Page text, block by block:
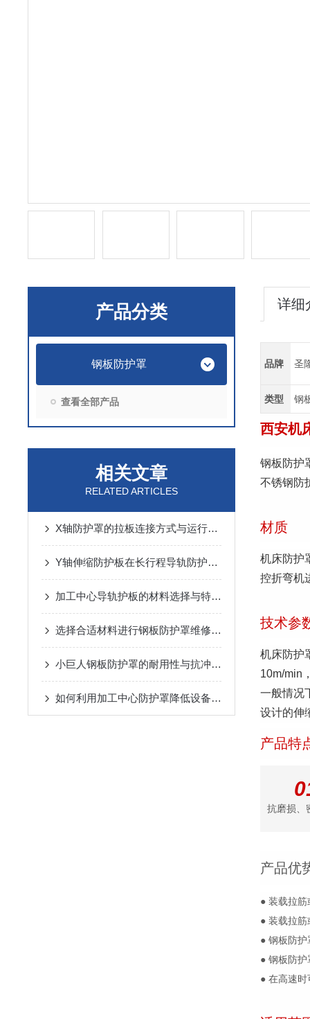
产品分类
钢板防护罩
查看全部产品
相关文章
RELATED ARTICLES
X轴防护罩的拉板连接方式与运行噪音控制
Y轴伸缩防护板在长行程导轨防护中的设计与应用
加工中心导轨护板的材料选择与特点说明
选择合适材料进行钢板防护罩维修与更换
小巨人钢板防护罩的耐用性与抗冲击性能分析
如何利用加工中心防护罩降低设备损耗？
详细
品牌 圣
类型 钢
西安机
钢板防护
不锈钢防
材质
机床防护
控折弯机
技术参
机床防护
10m/min
一般情况
设计的伸
产品特
抗磨损、
产品优
● 装载拉
● 装载拉
● 钢板防
● 钢板防
● 在高速